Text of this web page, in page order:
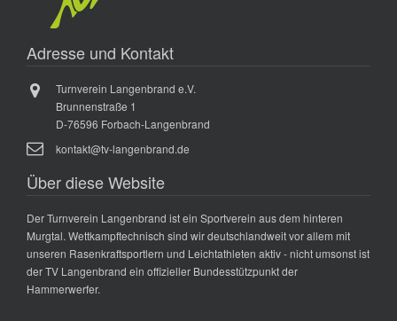
Adresse und Kontakt
Turnverein Langenbrand e.V.
Brunnenstraße 1
D-76596 Forbach-Langenbrand
kontakt@tv-langenbrand.de
Über diese Website
Der Turnverein Langenbrand ist ein Sportverein aus dem hinteren
Murgtal. Wettkampftechnisch sind wir deutschlandweit vor allem mit
unseren Rasenkraftsportlern und Leichtathleten aktiv - nicht umsonst ist
der TV Langenbrand ein offizieller Bundesstützpunkt der
Hammerwerfer.